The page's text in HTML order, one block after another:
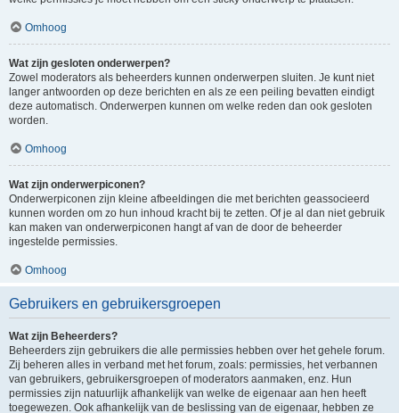
Omhoog
Wat zijn gesloten onderwerpen?
Zowel moderators als beheerders kunnen onderwerpen sluiten. Je kunt niet
langer antwoorden op deze berichten en als ze een peiling bevatten eindigt
deze automatisch. Onderwerpen kunnen om welke reden dan ook gesloten
worden.
Omhoog
Wat zijn onderwerpiconen?
Onderwerpiconen zijn kleine afbeeldingen die met berichten geassocieerd
kunnen worden om zo hun inhoud kracht bij te zetten. Of je al dan niet gebruik
kan maken van onderwerpiconen hangt af van de door de beheerder
ingestelde permissies.
Omhoog
Gebruikers en gebruikersgroepen
Wat zijn Beheerders?
Beheerders zijn gebruikers die alle permissies hebben over het gehele forum.
Zij beheren alles in verband met het forum, zoals: permissies, het verbannen
van gebruikers, gebruikersgroepen of moderators aanmaken, enz. Hun
permissies zijn natuurlijk afhankelijk van welke de eigenaar aan hen heeft
toegewezen. Ook afhankelijk van de beslissing van de eigenaar, hebben ze